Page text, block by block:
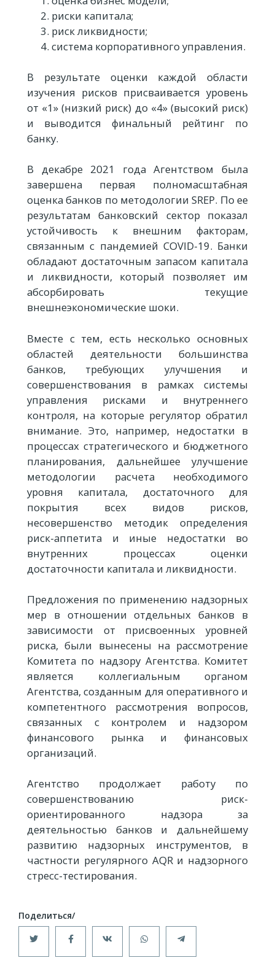
риски капитала;
риск ликвидности;
система корпоративного управления.
В результате оценки каждой области
изучения рисков присваивается уровень
от «1» (низкий риск) до «4» (высокий риск)
и выводится финальный рейтинг по
банку.
В декабре 2021 года Агентством была
завершена первая полномасштабная
оценка банков по методологии SREP. По ее
результатам банковский сектор показал
устойчивость к внешним факторам,
связанным с пандемией COVID-19. Банки
обладают достаточным запасом капитала
и ликвидности, который позволяет им
абсорбировать текущие
внешнеэкономические шоки.
Вместе с тем, есть несколько основных
областей деятельности большинства
банков, требующих улучшения и
совершенствования в рамках системы
управления рисками и внутреннего
контроля, на которые регулятор обратил
внимание. Это, например, недостатки в
процессах стратегического и бюджетного
планирования, дальнейшее улучшение
методологии расчета необходимого
уровня капитала, достаточного для
покрытия всех видов рисков,
несовершенство методик определения
риск-аппетита и иные недостатки во
внутренних процессах оценки
достаточности капитала и ликвидности.
Предложения по применению надзорных
мер в отношении отдельных банков в
зависимости от присвоенных уровней
риска, были вынесены на рассмотрение
Комитета по надзору Агентства. Комитет
является коллегиальным органом
Агентства, созданным для оперативного и
компетентного рассмотрения вопросов,
связанных с контролем и надзором
финансового рынка и финансовых
организаций.
Агентство продолжает работу по
совершенствованию риск-
ориентированного надзора за
деятельностью банков и дальнейшему
развитию надзорных инструментов, в
частности регулярного AQR и надзорного
стресс-тестирования.